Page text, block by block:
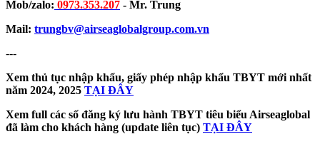
Mob/zalo: 0973.353.207 - Mr. Trung
Mail: trungbv@airseaglobalgroup.com.vn
---
Xem thủ tục nhập khẩu, giấy phép nhập khẩu TBYT mới nhất
năm 2024, 2025 TẠI ĐÂY
Xem full các số đăng ký lưu hành TBYT tiêu biểu Airseaglobal
đã làm cho khách hàng (update liên tục) TẠI ĐÂY